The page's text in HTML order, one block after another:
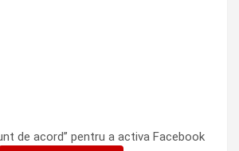
de acord” pentru a activa Facebook